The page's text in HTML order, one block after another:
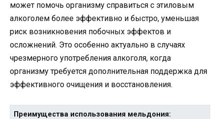
может помочь организму справиться с этиловым
алкоголем более эффективно и быстро, уменьшая
риск возникновения побочных эффектов и
осложнений. Это особенно актуально в случаях
чрезмерного употребления алкоголя, когда
организму требуется дополнительная поддержка для
эффективного очищения и восстановления.
Преимущества использования мельдония: